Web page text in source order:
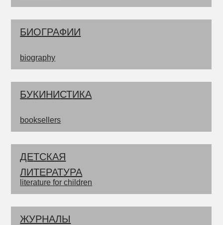
БИОГРАФИИ
БУКИНИСТИКА
ДЕТСКАЯ
ЛИТЕРАТУРА
ЖУРНАЛЫ
biography
booksellers
literature for children